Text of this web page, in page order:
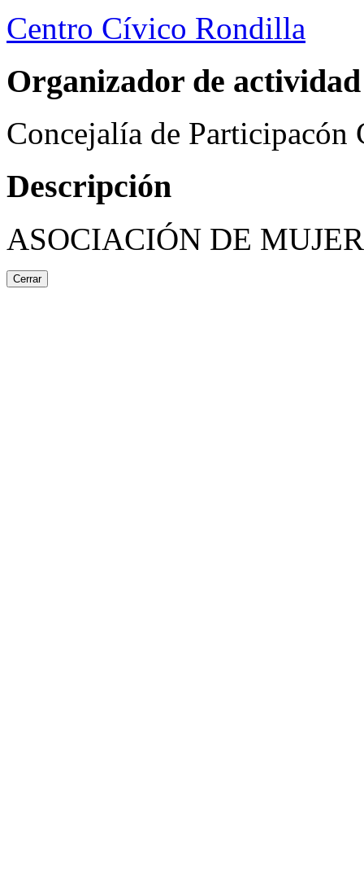
Centro Cívico Rondilla
Organizador de actividad
Concejalía de Participacón
Descripción
ASOCIACIÓN DE
Cerrar